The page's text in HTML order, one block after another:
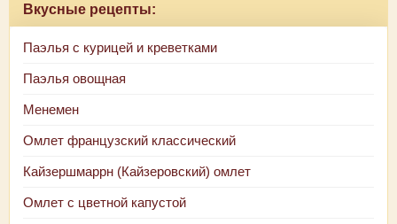
Вкусные рецепты:
Паэлья с курицей и креветками
Паэлья овощная
Менемен
Омлет французский классический
Кайзершмаррн (Кайзеровский) омлет
Омлет с цветной капустой